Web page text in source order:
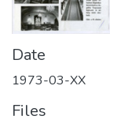
Date
1973-03-XX
Files